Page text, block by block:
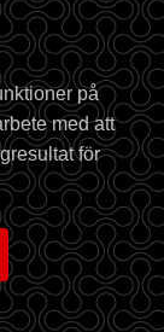
på
med att
för